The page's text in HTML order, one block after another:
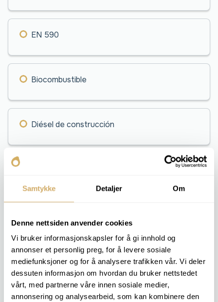
Samtykke Detaljer Om
Denne nettsiden anvender cookies
Vi bruker informasjonskapsler for å gi innhold og
annonser et personlig preg, for å levere sosiale
mediefunksjoner og for å analysere trafikken vår. Vi deler
dessuten informasjon om hvordan du bruker nettstedet
vårt, med partnerne våre innen sosiale medier,
annonsering og analysearbeid, som kan kombinere den
EN 590
Biocombustible
Diésel de construcción
Evite problemas en el motor con el control de
combustible